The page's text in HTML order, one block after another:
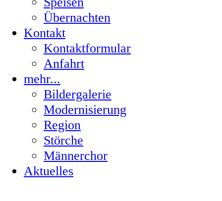
Übernachten
Kontakt
Kontaktformular
Anfahrt
mehr...
Bildergalerie
Modernisierung
Region
Störche
Männerchor
Aktuelles